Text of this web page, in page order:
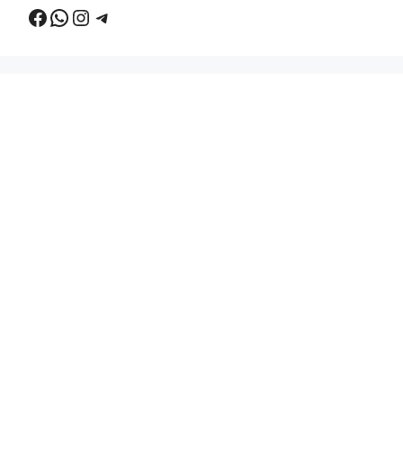
Facebook
WhatsApp
Instagram
Telegram